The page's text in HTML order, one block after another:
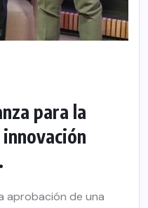
para la
aprobación de una